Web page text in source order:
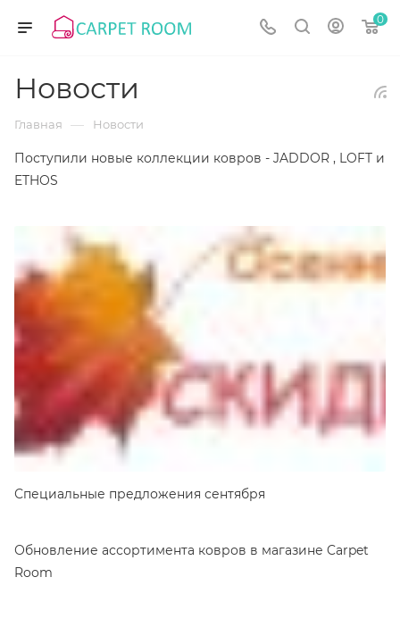
0
Новости
Главная — Новости
Поступили новые коллекции ковров - JADDOR , LOFT и
ETHOS
Специальные предложения сентября
Обновление ассортимента ковров в магазине Carpet
Room